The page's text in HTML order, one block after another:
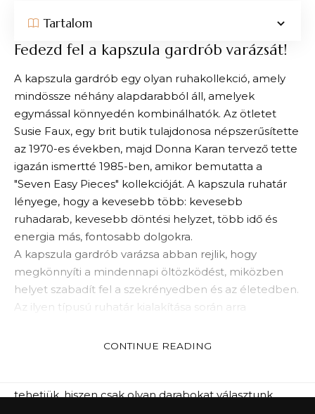
Tartalom
Fedezd fel a kapszula gardrób varázsát!
A kapszula gardrób egy olyan ruhakollekció, amely
mindössze néhány alapdarabból áll, amelyek
egymással könnyedén kombinálhatók. Az ötletet
Susie Faux, egy brit butik tulajdonosa népszerűsítette
az 1970-es években, majd Donna Karan tervező tette
igazán ismertté 1985-ben, amikor bemutatta a
"Seven Easy Pieces" kollekcióját. A kapszula ruhatár
lényege, hogy a kevesebb több: kevesebb
ruhadarab, kevesebb döntési helyzet, több idő és
energia más, fontosabb dolgokra.
A kapszula gardrób varázsa abban rejlik, hogy
megkönnyíti a mindennapi öltözködést, miközben
helyet szabadít fel a szekrényedben és az életedben.
Az ilyen típusú ruhatár kialakítása során arra
passzoljanak a stílusunkhoz és az életmódunkhoz.
tehetjük, hiszen csak olyan darabokat választunk,
CONTINUE READING